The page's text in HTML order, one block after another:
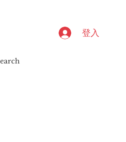
登入